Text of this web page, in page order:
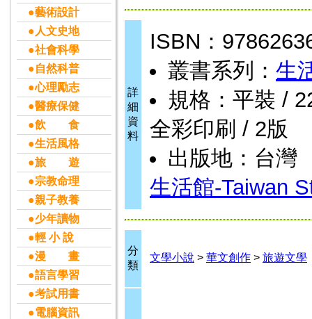
●藝術設計
●人文史地
●社會科學
●自然科普
●心理勵志
●醫療保健
●飲 食
●生活風格
●旅 遊
●宗教命理
●親子教養
●少年讀物
●輕 小 說
●漫 畫
●語言學習
●考試用書
●電腦資訊
詳
細
資
料
ISBN：
叢書系列： 生
規格：平裝 /
全彩印刷 / 2版
出版地：台灣
生活館-Taiwan
分
類
文學小說 > 華文創作 > 旅遊文學